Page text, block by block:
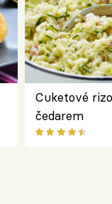
Cuketové
čedarem